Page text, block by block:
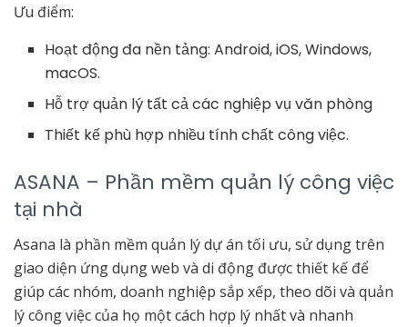
Ưu điểm:
Hoạt động đa nền tảng: Android, iOS, Windows,
macOS.
Hỗ trợ quản lý tất cả các nghiệp vụ văn phòng
Thiết kế phù hợp nhiều tính chất công việc.
ASANA – Phần mềm quản lý công việc
tại nhà
Asana là phần mềm quản lý dự án tối ưu, sử dụng trên
giao diện ứng dụng web và di động được thiết kế để
giúp các nhóm, doanh nghiệp sắp xếp, theo dõi và quản
lý công việc của họ một cách hợp lý nhất và nhanh